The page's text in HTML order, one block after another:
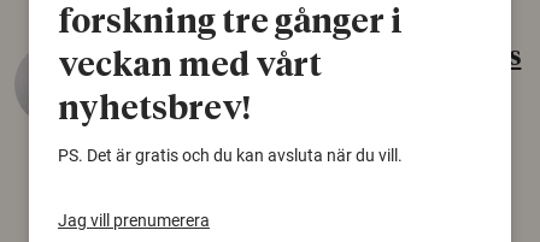
Gammalt skinn var Sveriges
äldsta sko
gammal sko. Fyndet bär spår av romerskt
forskning tre gånger i
veckan med vårt
nyhetsbrev!
PS. Det är gratis och du kan avsluta när du vill.
Jag vill prenumerera